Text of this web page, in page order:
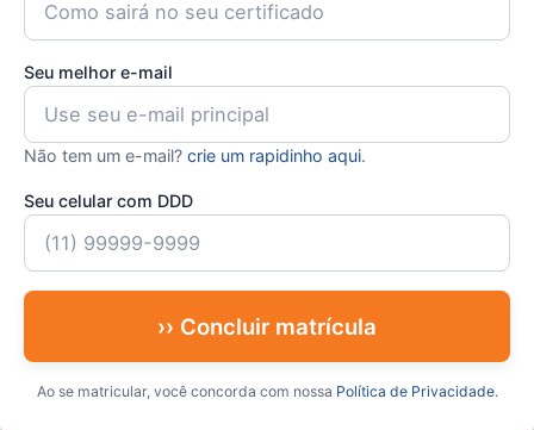
Seu melhor e-mail
Não tem um e-mail? crie um rapidinho aqui.
Seu celular com DDD
›› Concluir matrícula
Ao se matricular, você concorda com nossa Política de Privacidade.